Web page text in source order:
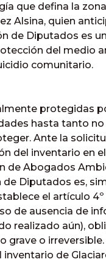
que defina la zona
Alsina, quien
de Diputados es
del medio
comunitario.
protegidas
hasta tanto
Ante la
del inventario en el
de Abogados
Diputados es,
el artículo
de ausencia de
realizado aún),
grave o
de